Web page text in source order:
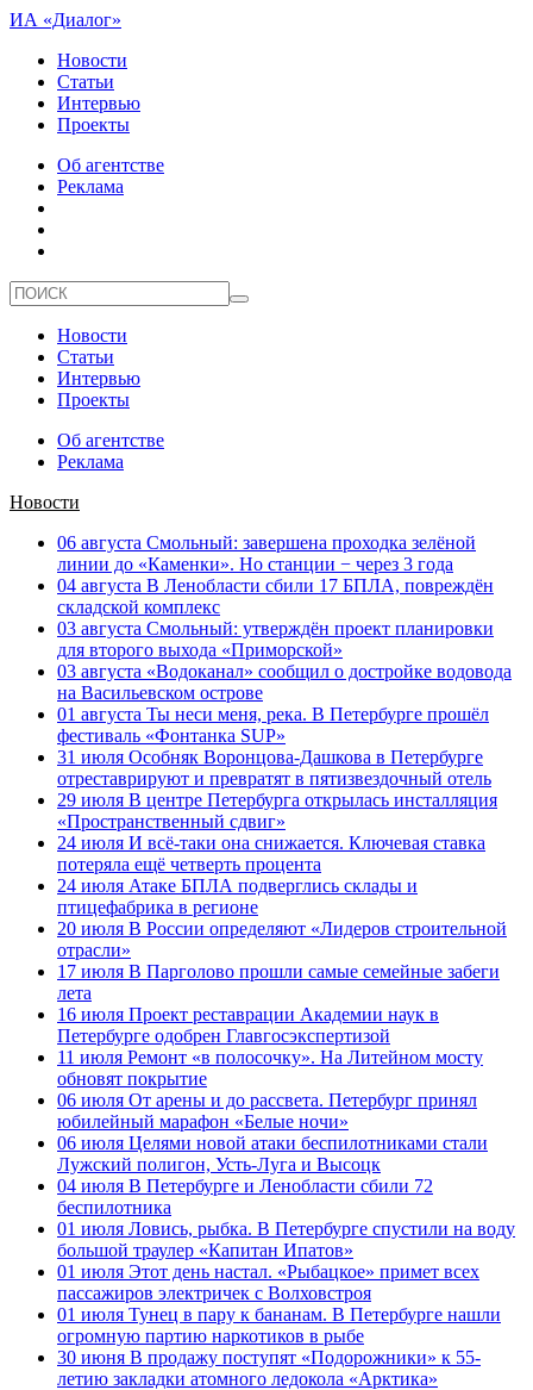
ИА «Диалог»
Новости
Статьи
Интервью
Проекты
Об агентстве
Реклама
Новости
Статьи
Интервью
Проекты
Об агентстве
Реклама
Новости
06 августа Смольный: завершена проходка зелёной
линии до «Каменки». Но станции − через 3 года
04 августа В Ленобласти сбили 17 БПЛА, повреждён
складской комплекс
03 августа Смольный: утверждён проект планировки
для второго выхода «Приморской»
03 августа «Водоканал» сообщил о достройке водовода
на Васильевском острове
01 августа Ты неси меня, река. В Петербурге прошёл
фестиваль «Фонтанка SUP»
31 июля Особняк Воронцова-Дашкова в Петербурге
отреставрируют и превратят в пятизвездочный отель
29 июля В центре Петербурга открылась инсталляция
«Пространственный сдвиг»
24 июля И всё-таки она снижается. Ключевая ставка
потеряла ещё четверть процента
24 июля Атаке БПЛА подверглись склады и
птицефабрика в регионе
20 июля В России определяют «Лидеров строительной
отрасли»
17 июля В Парголово прошли самые семейные забеги
лета
16 июля Проект реставрации Академии наук в
Петербурге одобрен Главгосэкспертизой
11 июля Ремонт «в полосочку». На Литейном мосту
обновят покрытие
06 июля От арены и до рассвета. Петербург принял
юбилейный марафон «Белые ночи»
06 июля Целями новой атаки беспилотниками стали
Лужский полигон, Усть-Луга и Высоцк
04 июля В Петербурге и Ленобласти сбили 72
беспилотника
01 июля Ловись, рыбка. В Петербурге спустили на воду
большой траулер «Капитан Ипатов»
01 июля Этот день настал. «Рыбацкое» примет всех
пассажиров электричек с Волховстроя
01 июля Тунец в пару к бананам. В Петербурге нашли
огромную партию наркотиков в рыбе
30 июня В продажу поступят «Подорожники» к 55-
летию закладки атомного ледокола «Арктика»